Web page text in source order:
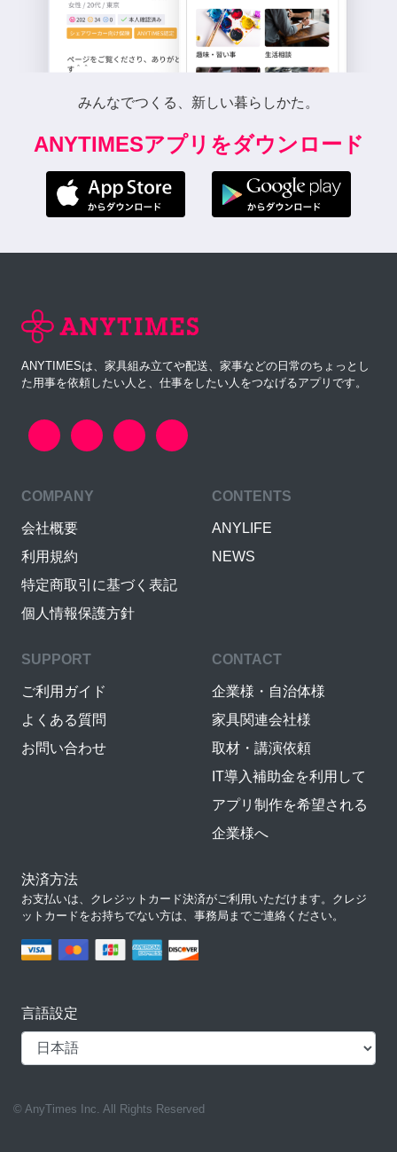
みんなでつくる、新しい暮らしかた。
ANYTIMESアプリをダウンロード
ANYTIMESは、家具組み立てや配送、家事などの日常のちょっとし
た用事を依頼したい人と、仕事をしたい人をつなげるアプリです。
COMPANY
会社概要
利用規約
特定商取引に基づく表記
個人情報保護方針
CONTENTS
ANYLIFE
NEWS
SUPPORT
ご利用ガイド
よくある質問
お問い合わせ
CONTACT
企業様・自治体様
家具関連会社様
取材・講演依頼
IT導入補助金を利用して
アプリ制作を希望される
企業様へ
決済方法
お支払いは、クレジットカード決済がご利用いただけます。クレジ
ットカードをお持ちでない方は、事務局までご連絡ください。
言語設定
© AnyTimes Inc. All Rights Reserved